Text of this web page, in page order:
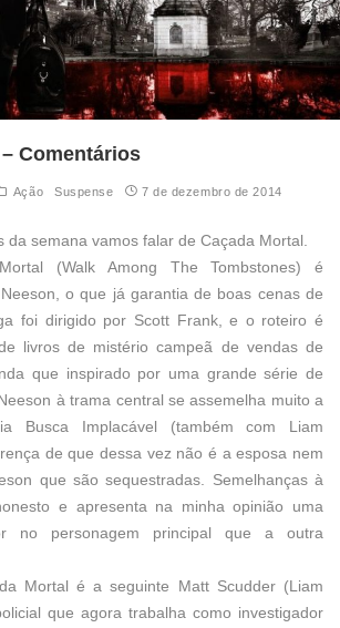
Comentários
Ação Suspense 7 de dezembro de 2014
da semana vamos falar de Caçada Mortal.
(Walk Among The Tombstones) é
o que já garantia de boas cenas de
foi dirigido por Scott Frank, e o roteiro é
livros de mistério campeã de vendas de
que inspirado por uma grande série de
à trama central se assemelha muito a
Busca Implacável (também com Liam
de que dessa vez não é a esposa nem
que são sequestradas. Semelhanças à
e apresenta na minha opinião uma
no personagem principal que a outra
Mortal é a seguinte Matt Scudder (Liam
que agora trabalha como investigador